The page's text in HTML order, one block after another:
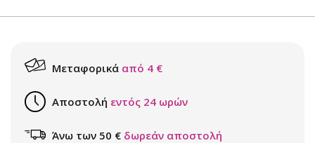
Μεταφορικά από 4 €
Αποστολή εντός 24 ωρών
Άνω των 50 € δωρεάν αποστολή